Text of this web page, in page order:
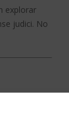
explorar
judici. No